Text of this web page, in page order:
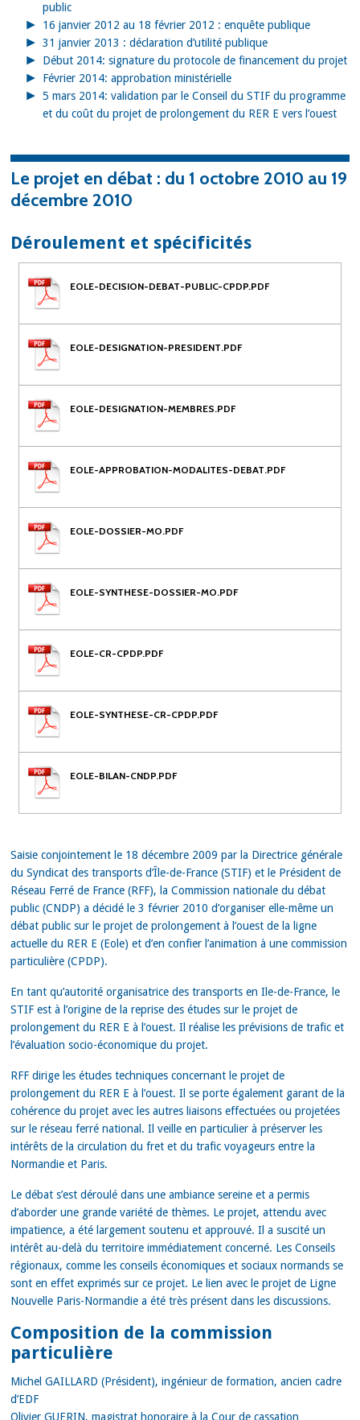
public
16 janvier 2012 au 18 février 2012 : enquête publique
31 janvier 2013 : déclaration d’utilité publique
Début 2014: signature du protocole de financement du projet
Février 2014: approbation ministérielle
5 mars 2014: validation par le Conseil du STIF du programme
et du coût du projet de prolongement du RER E vers l’ouest
Le projet en débat : du1 octobre 2010 au 19
décembre 2010
Déroulement et spécificités
EOLE-DECISION-DEBAT-PUBLIC-CPDP.PDF
EOLE-DESIGNATION-PRESIDENT.PDF
EOLE-DESIGNATION-MEMBRES.PDF
EOLE-APPROBATION-MODALITES-DEBAT.PDF
EOLE-DOSSIER-MO.PDF
EOLE-SYNTHESE-DOSSIER-MO.PDF
EOLE-CR-CPDP.PDF
EOLE-SYNTHESE-CR-CPDP.PDF
EOLE-BILAN-CNDP.PDF
Saisie conjointement le 18 décembre 2009 par la Directrice générale
du Syndicat des transports d’Île-de-France (STIF) et le Président de
Réseau Ferré de France (RFF), la Commission nationale du débat
public (CNDP) a décidé le 3 février 2010 d’organiser elle-même un
débat public sur le projet de prolongement à l’ouest de la ligne
actuelle du RER E (Eole) et d’en confier l’animation à une commission
particulière (CPDP).
En tant qu’autorité organisatrice des transports en Ile-de-France, le
STIF est à l’origine de la reprise des études sur le projet de
prolongement du RER E à l’ouest. Il réalise les prévisions de trafic et
l’évaluation socio-économique du projet.
RFF dirige les études techniques concernant le projet de
prolongement du RER E à l’ouest. Il se porte également garant de la
cohérence du projet avec les autres liaisons effectuées ou projetées
sur le réseau ferré national. Il veille en particulier à préserver les
intérêts de la circulation du fret et du trafic voyageurs entre la
Normandie et Paris.
Le débat s’est déroulé dans une ambiance sereine et a permis
d’aborder une grande variété de thèmes. Le projet, attendu avec
impatience, a été largement soutenu et approuvé. Il a suscité un
intérêt au-delà du territoire immédiatement concerné. Les Conseils
régionaux, comme les conseils économiques et sociaux normands se
sont en effet exprimés sur ce projet. Le lien avec le projet de Ligne
Nouvelle Paris-Normandie a été très présent dans les discussions.
Composition de la commission
particulière
Michel GAILLARD (Président), ingénieur de formation, ancien cadre
d’EDF
Olivier GUERIN, magistrat honoraire à la Cour de cassation